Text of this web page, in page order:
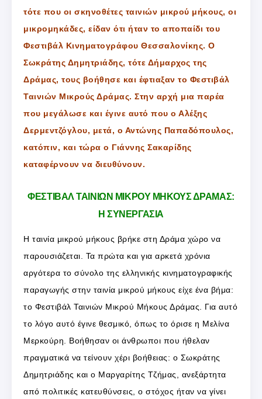
τότε που οι σκηνοθέτες ταινιών μικρού μήκους, οι
μικρομηκάδες, είδαν ότι ήταν το αποπαίδι του
Φεστιβάλ Κινηματογράφου Θεσσαλονίκης. Ο
Σωκράτης Δημητριάδης, τότε Δήμαρχος της
Δράμας, τους βοήθησε και έφτιαξαν το Φεστιβάλ
Ταινιών Μικρούς Δράμας. Στην αρχή μια παρέα
που μεγάλωσε και έγινε αυτό που ο Αλέξης
Δερμεντζόγλου, μετά, ο Αντώνης Παπαδόπουλος,
κατόπιν, και τώρα ο Γιάννης Σακαρίδης
καταφέρνουν να διευθύνουν.
ΦΕΣΤΙΒΑΛ ΤΑΙΝΙΩΝ ΜΙΚΡΟΥ ΜΗΚΟΥΣ ΔΡΑΜΑΣ:
Η ΣΥΝΕΡΓΑΣΙΑ
Η ταινία μικρού μήκους βρήκε στη Δράμα χώρο να
παρουσιάζεται. Τα πρώτα και για αρκετά χρόνια
αργότερα το σύνολο της ελληνικής κινηματογραφικής
παραγωγής στην ταινία μικρού μήκους είχε ένα βήμα:
το Φεστιβάλ Ταινιών Μικρού Μήκους Δράμας. Για αυτό
το λόγο αυτό έγινε θεσμικό, όπως το όρισε η Μελίνα
Μερκούρη. Βοήθησαν οι άνθρωποι που ήθελαν
πραγματικά να τείνουν χέρι βοήθειας: ο Σωκράτης
Δημητριάδης και ο Μαργαρίτης Τζήμας, ανεξάρτητα
από πολιτικές κατευθύνσεις, ο στόχος ήταν να γίνει